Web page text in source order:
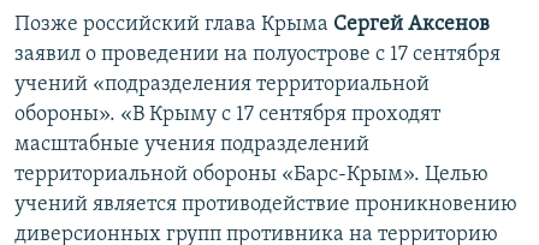
Позже российский глава Крыма Сергей Аксенов
заявил о проведении на полуострове с 17 сентября
учений «подразделения территориальной
обороны». «В Крыму с 17 сентября проходят
масштабные учения подразделений
территориальной обороны «Барс-Крым». Целью
учений является противодействие проникновению
диверсионных групп противника на территорию